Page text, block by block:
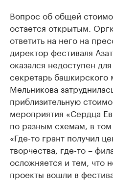
Вопрос об общей
остается открытым.
ответить на него на
директор фестиваля
оказался недоступен
секретарь башкирского
Мельникова
приблизительную
мероприятия «Сердца
по разным схемам, в
«Где-то грант получил
творчества, где-то –
осложняется и тем, что
проекты вошли в